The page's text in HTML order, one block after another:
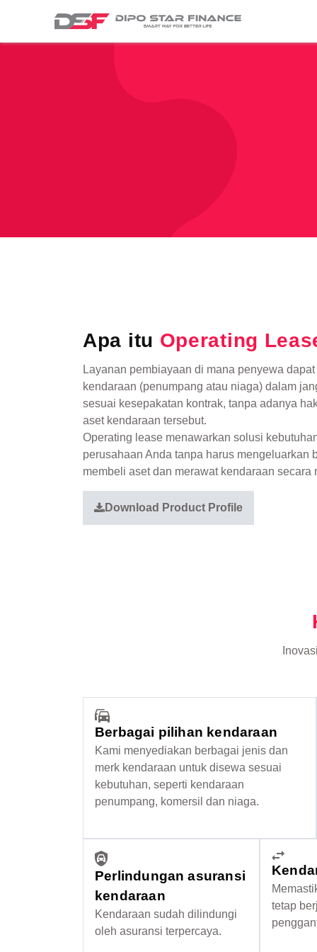
Apa itu Operating
Layanan pembiayaan di mana penyewa
kendaraan (penumpang atau niaga) dalam
sesuai kesepakatan kontrak, tanpa adanya
aset kendaraan tersebut.
Operating lease menawarkan solusi
perusahaan Anda tanpa harus mengeluarkan
membeli aset dan merawat kendaraan secara
Download Product Profile
Berbagai pilihan kendaraan
Kami menyediakan berbagai jenis dan
merk kendaraan untuk disewa sesuai
kebutuhan, seperti kendaraan
penumpang, komersil dan niaga.
Perlindungan asuransi
kendaraan
Kendaraan sudah dilindungi
oleh asuransi terpercaya.
tetap